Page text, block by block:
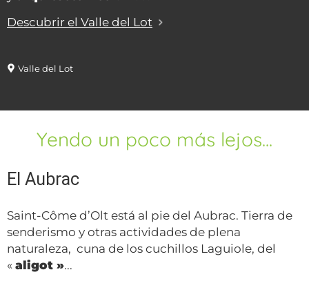
Valle del Lot
Descubrir el Valle del Lot
Yendo un poco más lejos...
El Aubrac
Saint-Côme d’Olt está al pie del Aubrac. Tierra de
senderismo y otras actividades de plena
naturaleza, cuna de los cuchillos Laguiole, del
« aligot »...